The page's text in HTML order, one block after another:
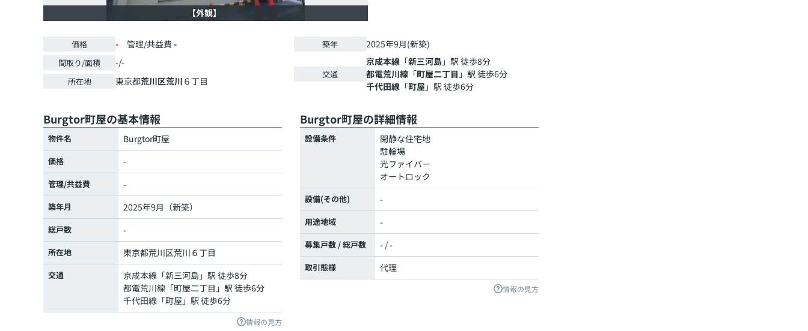
【外観】
価格 - 管理/共益費 -
間取り/面積 -/-
所在地 東京都荒川区荒川 ６丁目
築年 2025年9月(新築)
交通
京成本線 「新三河島」駅 徒歩8分
都電荒川線 「町屋二丁目 」駅 徒歩6分
千代田線 「町屋」駅 徒歩6分
Burgtor町屋の基本情報
物件名 Burgtor町屋
価格 -
管理/共益費 -
築年月 2025年9月（新築）
総戸数 -
所在地 東京都荒川区荒川 ６丁目
交通 京成本線 「新三河島」駅 徒歩8分
都電荒川線 「町屋二丁目 」駅 徒歩6分
千代田線 「町屋 」駅 徒歩6分
情報の見方
Burgtor町屋の詳細情報
設備条件
閑静な住宅地
駐輪場
光ファイバー
オートロック
設備(その他) -
用途地域 -
募集戸数 / 総戸数 - / -
取引態様 代理
情報の見方